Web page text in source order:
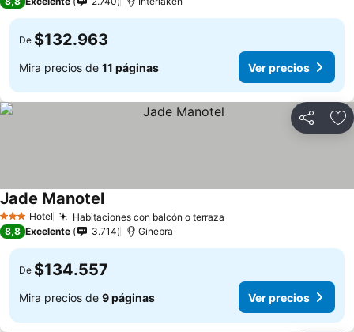
De $132.963
Mira precios de 11 páginas Ver precios
Compartir
3 Estrellas
Hotel Habitaciones con balcón o terraza
Jade ManotelVer precios
8,8 Excelente 3.714 Ginebra
De $134.557
Mira precios de 9 páginas Ver precios